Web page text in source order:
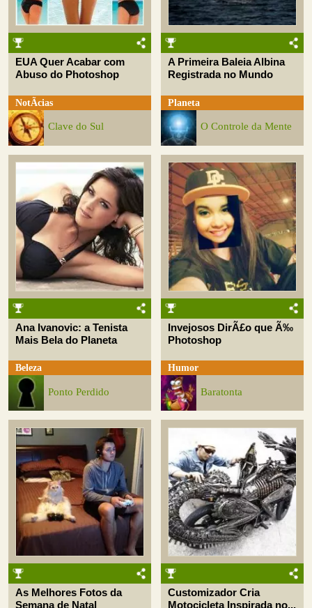
EUA Quer Acabar com
Abuso do Photoshop
NotÃ­cias
Clave do Sul
A Primeira Baleia Albina
Registrada no Mundo
Planeta
O Controle da Mente
Ana Ivanovic: a Tenista
Mais Bela do Planeta
Beleza
Ponto Perdido
Invejosos DirÃ£o que Ã‰
Photoshop
Humor
Baratonta
As Melhores Fotos da
Semana de Natal
Customizador Cria
Motocicleta Inspirada no...